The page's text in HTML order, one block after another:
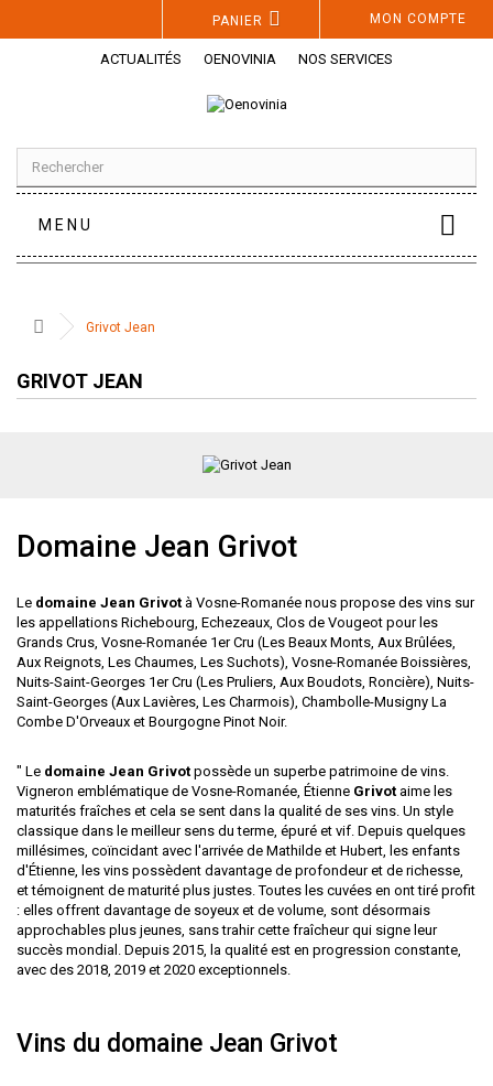
MON COMPTE
PANIER
ACTUALITÉS OENOVINIA NOS SERVICES
MENU
Grivot Jean
GRIVOT JEAN
Domaine Jean Grivot
Le domaine Jean Grivot à Vosne-Romanée nous propose des vins sur
les appellations Richebourg, Echezeaux, Clos de Vougeot pour les
Grands Crus, Vosne-Romanée 1er Cru (Les Beaux Monts, Aux Brûlées,
Aux Reignots, Les Chaumes, Les Suchots), Vosne-Romanée Boissières,
Nuits-Saint-Georges 1er Cru (Les Pruliers, Aux Boudots, Roncière), Nuits-
Saint-Georges (Aux Lavières, Les Charmois), Chambolle-Musigny La
Combe D'Orveaux et Bourgogne Pinot Noir.
" Le domaine Jean Grivot possède un superbe patrimoine de vins.
Vigneron emblématique de Vosne-Romanée, Étienne Grivot aime les
maturités fraîches et cela se sent dans la qualité de ses vins. Un style
classique dans le meilleur sens du terme, épuré et vif. Depuis quelques
millésimes, coïncidant avec l'arrivée de Mathilde et Hubert, les enfants
d'Étienne, les vins possèdent davantage de profondeur et de richesse,
et témoignent de maturité plus justes. Toutes les cuvées en ont tiré profit
: elles offrent davantage de soyeux et de volume, sont désormais
approchables plus jeunes, sans trahir cette fraîcheur qui signe leur
succès mondial. Depuis 2015, la qualité est en progression constante,
avec des 2018, 2019 et 2020 exceptionnels.
Vins du domaine Jean Grivot